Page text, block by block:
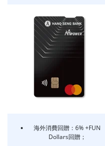
海外消費回贈：6% +FUN
Dollars回贈；